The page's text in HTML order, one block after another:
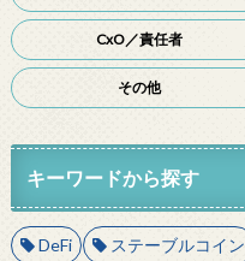
CxO／責任者
その他
キーワードから探す
DeFi ステーブルコイン